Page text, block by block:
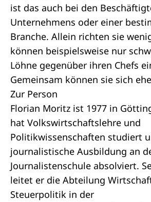
ist das auch bei den
Unternehmens oder einer
Branche. Allein richten sie
können beispielsweise nur
Löhne gegenüber ihren Chefs
Gemeinsam können sie sich
Zur Person
Florian Moritz ist 1977 in
hat Volkswirtschaftslehre und
Politikwissenschaften studiert
journalistische Ausbildung an
Journalistenschule absolviert.
leitet er die Abteilung
Steuerpolitik in der